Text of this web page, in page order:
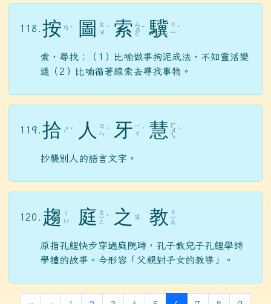
118. 按 ㄢ ˋ 圖
ㄊ
ㄨ ˊ 索 ㄙ
ㄨ
ㄛ
ˇ 驥 ㄐ
ㄧ ˋ
索，尋找；（1）比喻做事拘泥成法，不知靈活變
通（2）比喻循著線索去尋找事物。
119. 拾 ㄕ ˊ 人
ㄖ
ㄣ ˊ 牙 ㄧ
ㄚ ˊ 慧 ㄏ
ㄨ
ㄟ
ˋ
抄襲別人的語言文字。
120. 趨
ㄑ
ㄩ
庭 ㄊ
ㄧ
ㄥ
ˊ 之 ㄓ 教 ㄐ
ㄧ
ㄠ
原指孔鯉快步穿過庭院時，孔子教兒子孔鯉學詩
學禮的故事。今形容「父親對子女的教導」。